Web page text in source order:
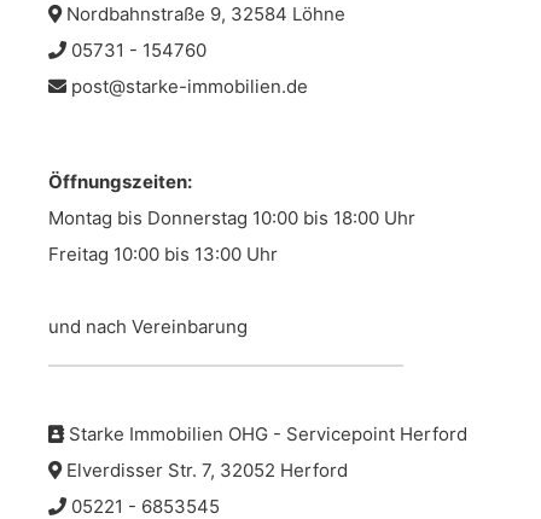
Nordbahnstraße 9, 32584 Löhne
05731 - 154760
post@starke-immobilien.de
Öffnungszeiten:
Montag bis Donnerstag 10:00 bis 18:00 Uhr
Freitag 10:00 bis 13:00 Uhr
und nach Vereinbarung
Starke Immobilien OHG - Servicepoint Herford
Elverdisser Str. 7, 32052 Herford
05221 - 6853545